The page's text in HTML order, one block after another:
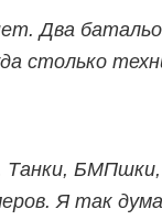
Два
столько
БМПшки,
Я так